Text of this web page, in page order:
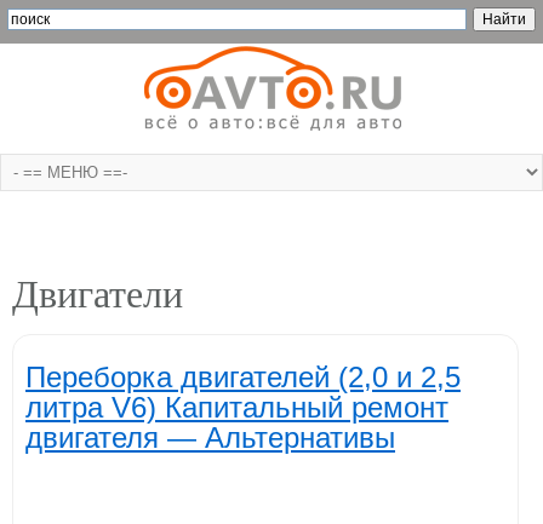
Двигатели
Переборка двигателей (2,0 и 2,5
литра V6) Капитальный ремонт
двигателя — Альтернативы